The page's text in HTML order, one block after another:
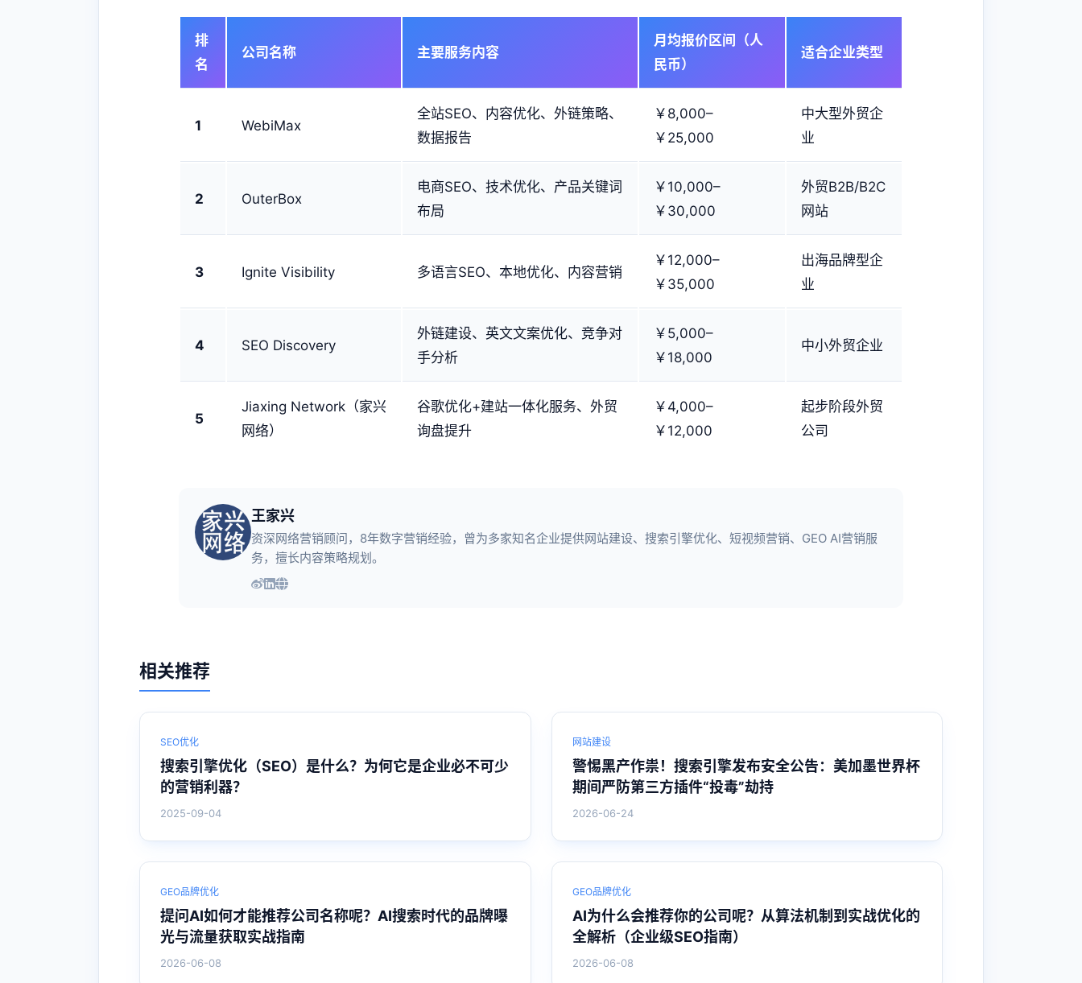
排
名
公司名称 主要服务内容
月均报价区间（人
民币）
适合企业类型
1 WebiMax
全站SEO、内容优化、外链策略、
数据报告
￥8,000–
￥25,000
中大型外贸企
业
2 OuterBox
电商SEO、技术优化、产品关键词
布局
￥10,000–
￥30,000
外贸B2B/B2C
网站
3 Ignite Visibility 多语言SEO、本地优化、内容营销
￥12,000–
￥35,000
出海品牌型企
业
4 SEO Discovery
外链建设、英文文案优化、竞争对
手分析
￥5,000–
￥18,000
中小外贸企业
5
Jiaxing Network（家兴
网络）
谷歌优化+建站一体化服务、外贸
询盘提升
￥4,000–
￥12,000
起步阶段外贸
公司
王家兴
资深网络营销顾问，8年数字营销经验，曾为多家知名企业提供网站建设、搜索引擎优化、短视频营销、GEO AI营销服
务，擅长内容策略规划。
相关推荐
SEO优化
搜索引擎优化（SEO）是什么？为何它是企业必不可少
的营销利器？
2025-09-04
网站建设
警惕黑产作祟！搜索引擎发布安全公告：美加墨世界杯
期间严防第三方插件“投毒”劫持
2026-06-24
GEO品牌优化
提问AI如何才能推荐公司名称呢？AI搜索时代的品牌曝
光与流量获取实战指南
2026-06-08
GEO品牌优化
AI为什么会推荐你的公司呢？从算法机制到实战优化的
全解析（企业级SEO指南）
2026-06-08